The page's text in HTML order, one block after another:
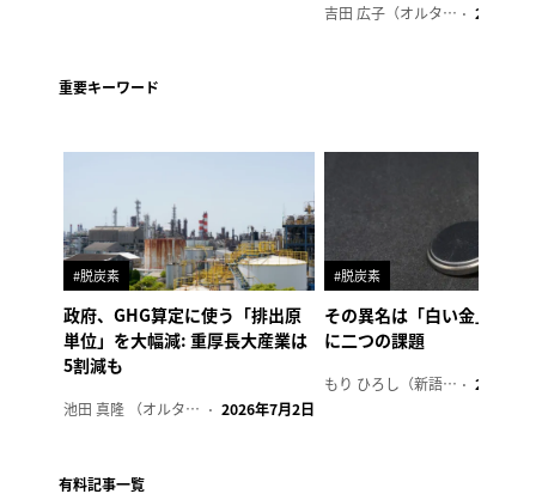
吉田 広子（オルタナ輪番編集長） 2026年6
重要キーワード
#脱炭素
政府、GHG算定に使う「排出原
単位」を大幅減: 重厚長大産業は
5割減も
池田 真隆 （オルタナ輪番編集長） 2026年7月2日
#脱炭素
その異名は「白い金」、リ
に二つの課題
もり ひろし（新語ウォッチャー） 2023年7
有料記事一覧